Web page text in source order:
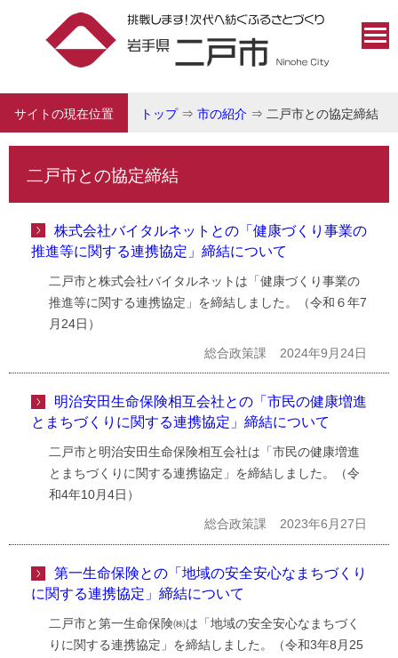
サイトの現在位置 トップ⇒ 市の紹介 ⇒ 二戸市との協定締結
二戸市との協定締結
株式会社バイタルネットとの「健康づくり事業の
推進等に関する連携協定」締結について
二戸市と株式会社バイタルネットは「健康づくり事業の
推進等に関する連携協定」を締結しました。（令和６年7
月24日）
総合政策課 2024年9月24日
明治安田生命保険相互会社との「市民の健康増進
とまちづくりに関する連携協定」締結について
二戸市と明治安田生命保険相互会社は「市民の健康増進
とまちづくりに関する連携協定」を締結しました。（令
和4年10月4日）
総合政策課 2023年6月27日
第一生命保険との「地域の安全安心なまちづくり
に関する連携協定」締結について
二戸市と第一生命保険㈱は「地域の安全安心なまちづく
りに関する連携協定」を締結しました。（令和3年8月25